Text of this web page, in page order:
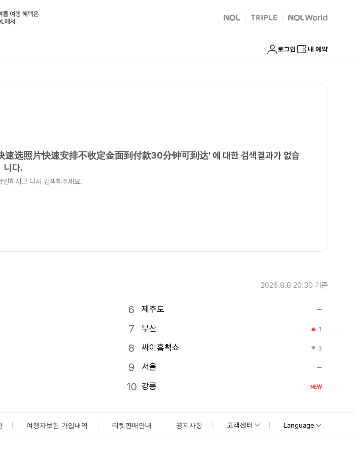
服务快速选照片快速安排不收定金面到付款30分钟可到达 NOL 트리플 Global Interpark
로그인 내 예약
速选照片快速安排不收定金面到付款30分钟可到达' 에 대한 검색결과가 없습
니다.
인하시고 다시 검색해주세요.
2026.8.8 20:30 기준
제주도
부산
1
싸이흠뻑쇼 3
서울
강릉
NEW
여행자보험 가입내역 티켓판매안내 공지사항 고객센터 Language